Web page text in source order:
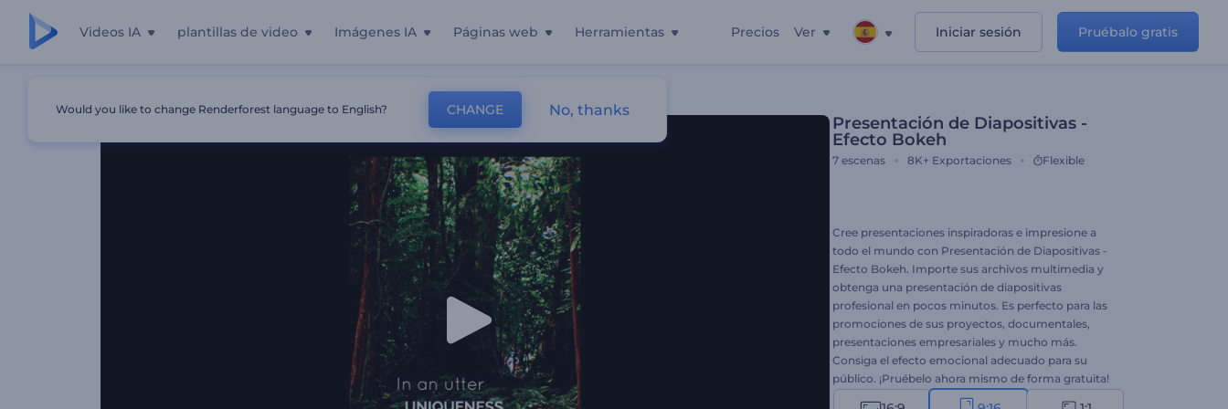
Videos IA plantillas de video Imágenes IA Páginas web Herramientas Precios Ver Iniciar sesión Pruébalo gratis
Presentación De Diapositivas - Efecto Bokeh
Presentación de Diapositivas -
Efecto Bokeh
7 escenas 8K+ Exportaciones Flexible
Cree presentaciones inspiradoras e impresione a
todo el mundo con Presentación de Diapositivas -
Efecto Bokeh. Importe sus archivos multimedia y
obtenga una presentación de diapositivas
profesional en pocos minutos. Es perfecto para las
promociones de sus proyectos, documentales,
presentaciones empresariales y mucho más.
Consiga el efecto emocional adecuado para su
público. ¡Pruébelo ahora mismo de forma gratuita!
Would you like to change Renderforest language to English? CHANGE No, thanks